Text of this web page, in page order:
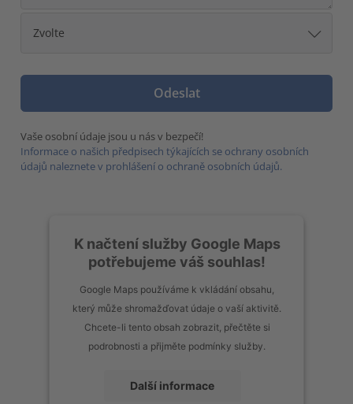
Vaše osobní údaje jsou u nás v bezpečí!
Informace o našich předpisech týkajících se ochrany osobních
údajů naleznete v prohlášení o ochraně osobních údajů.
K načtení služby Google Maps
potřebujeme váš souhlas!
Google Maps používáme k vkládání obsahu,
který může shromažďovat údaje o vaší aktivitě.
Chcete-li tento obsah zobrazit, přečtěte si
podrobnosti a přijměte podmínky služby.
Další informace